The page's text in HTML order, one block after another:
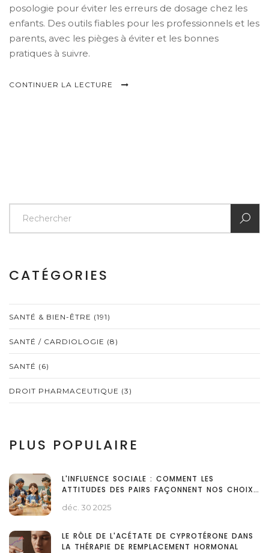
posologie pour éviter les erreurs de dosage chez les
enfants. Des outils fiables pour les professionnels et les
parents, avec les pièges à éviter et les bonnes
pratiques à suivre.
CONTINUER LA LECTURE
CATÉGORIES
SANTÉ & BIEN-ÊTRE (191)
SANTÉ / CARDIOLOGIE (8)
SANTÉ (6)
DROIT PHARMACEUTIQUE (3)
PLUS POPULAIRE
L'INFLUENCE SOCIALE : COMMENT LES
ATTITUDES DES PAIRS FAÇONNENT NOS CHOIX
déc. 30 2025
LE RÔLE DE L'ACÉTATE DE CYPROTÉRONE DANS
LA THÉRAPIE DE REMPLACEMENT HORMONAL